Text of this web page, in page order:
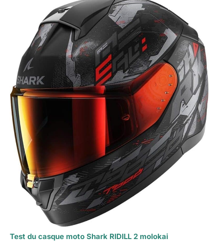
Test du casque moto Shark RIDILL 2 molokai